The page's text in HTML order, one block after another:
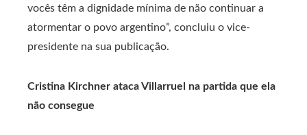
vocês têm a dignidade mínima de não continuar a
atormentar o povo argentino”, concluiu o vice-
presidente na sua publicação.
Cristina Kirchner ataca Villarruel na partida que ela
não consegue